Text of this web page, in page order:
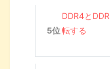
DDR4と
転する